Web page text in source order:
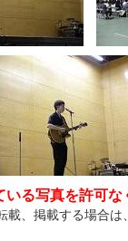
る写真を許可
、掲載する場合は